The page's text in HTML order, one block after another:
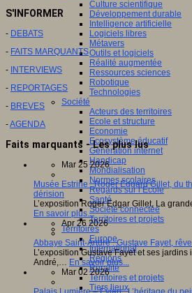
Culture scientifique
Développement durable
Intelligence artificielle
Logiciels libres
Métavers
Outils et logiciels
Réalité augmentée
Ressources sciences
Robotique
Technologies
Société
Acteurs des territoires
Ecole et structure
Economie
Ecosystème éducatif
Génération internet
Handicap
Mondialisation
Normes scolaires
Regards sur l’Ecole
Santé
Société connectée
Territoires et projets
Territoires
Europe
International
Régions
Ruralité
Territoires et projets
Tiers lieux
S'INFORMER
- DEBATS
- FAITS MARQUANTS
- INTERVIEWS
- REPORTAGES
- BREVES
-AGENDA
Faits marquants - Les plus lus
Mar 25 2026
Musée Estrine : Roger Edgard Gillet, du
dérision
L’exposition Roger Edgar Gillet, La
En savoir plus...
Apr 26 2026
Abbaye Saint-André : Gustave Fayet,
L’exposition Gustave Fayet et ses
André,… En savoir plus...
Mar 02 2026